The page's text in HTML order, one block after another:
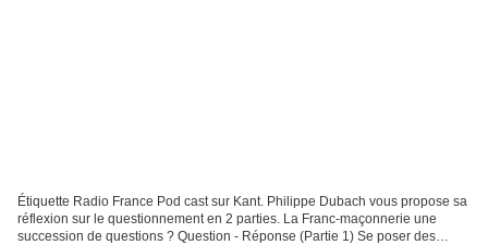
Étiquette Radio France Pod cast sur Kant. Philippe Dubach vous propose sa
réflexion sur le questionnement en 2 parties. La Franc-maçonnerie une
succession de questions ? Question - Réponse (Partie 1) Se poser des